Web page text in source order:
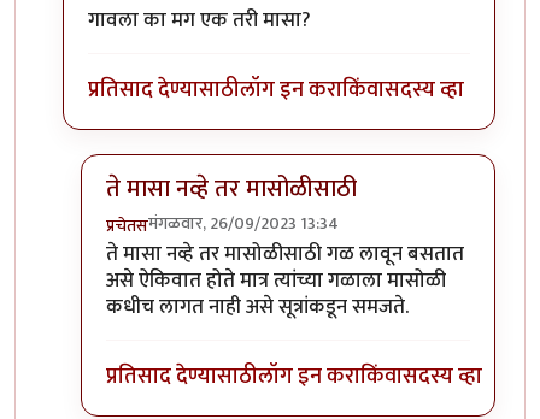
गावला का मग एक तरी मासा?
प्रतिसाद देण्यासाठीलॉग इन कराकिंवासदस्य व्हा
ते मासा नव्हे तर मासोळीसाठी
प्रचेतसमंगळवार, 26/09/2023 13:34
In reply toटपोरे गांडुळ आहेत, ही गांडुळंbyगवि
ते मासा नव्हे तर मासोळीसाठी गळ लावून बसतात
असे ऐकिवात होते मात्र त्यांच्या गळाला मासोळी
कधीच लागत नाही असे सूत्रांकडून समजते.
प्रतिसाद देण्यासाठीलॉग इन कराकिंवासदस्य व्हा